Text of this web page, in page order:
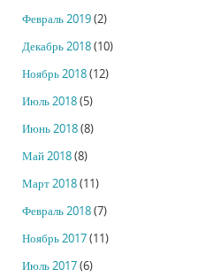
Февраль 2019(2)
Декабрь 2018(10)
Ноябрь 2018(12)
Июль 2018(5)
Июнь 2018(8)
Май 2018(8)
Март 2018(11)
Февраль 2018(7)
Ноябрь 2017(11)
Июль 2017(6)